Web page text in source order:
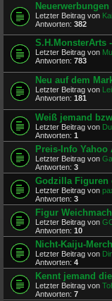
Letzter Beitrag von
Antworten: 382
S.H.MonsterArts
Letzter Beitrag von
Antworten: 783
Neu auf dem
Letzter Beitrag von
Antworten: 181
Weiß jemand
Letzter Beitrag von
Antworten: 1
Preis-Info Yahoo
Letzter Beitrag von
Antworten: 3
Godzilla Figuren
Letzter Beitrag von
Antworten: 3
Figur
Letzter Beitrag von
Antworten: 10
Nicht-Kaiju-
Letzter Beitrag von
Antworten: 4
Kennt jemand
Letzter Beitrag von
Antworten: 7